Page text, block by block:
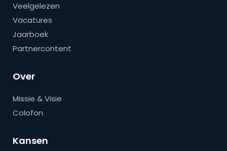
Veelgelezen
Vacatures
Jaarboek
Partnercontent
Over
Missie & Visie
Colofon
Kansen